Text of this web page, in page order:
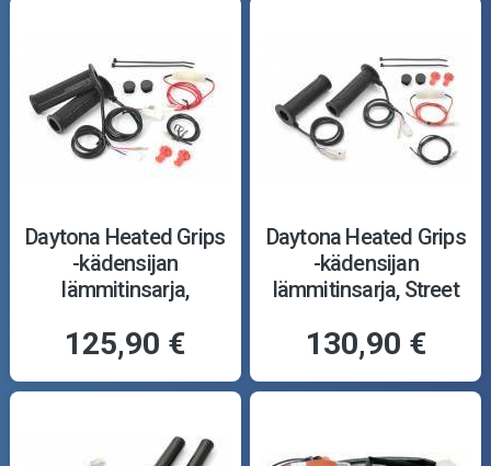
Daytona Heated Grips
-kädensijan
lämmitinsarja,
125,90 €
Daytona Heated Grips
-kädensijan
lämmitinsarja, Street
130,90 €